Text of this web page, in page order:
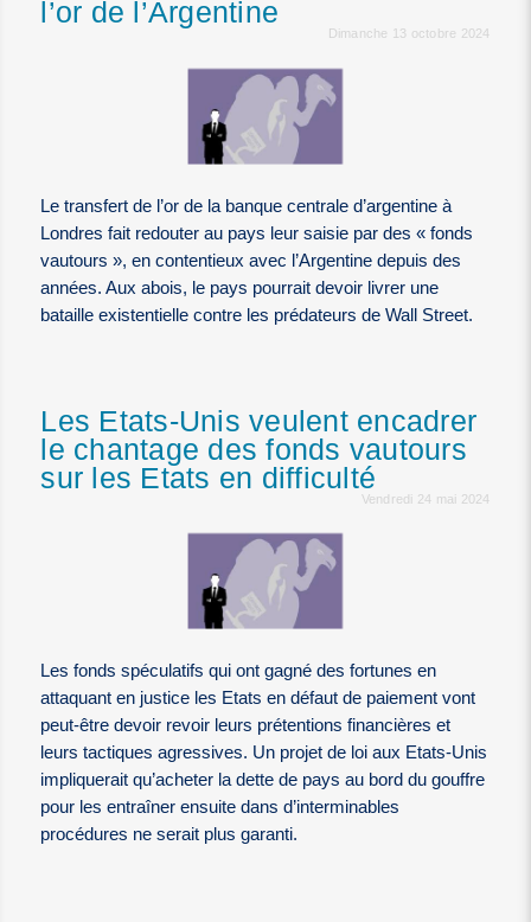
l’or de l’Argentine
Dimanche 13 octobre 2024
Le transfert de l’or de la banque centrale d’argentine à
Londres fait redouter au pays leur saisie par des « fonds
vautours », en contentieux avec l’Argentine depuis des
années. Aux abois, le pays pourrait devoir livrer une
bataille existentielle contre les prédateurs de Wall Street.
Les Etats-Unis veulent encadrer
le chantage des fonds vautours
sur les Etats en difficulté
Vendredi 24 mai 2024
Les fonds spéculatifs qui ont gagné des fortunes en
attaquant en justice les Etats en défaut de paiement vont
peut-être devoir revoir leurs prétentions financières et
leurs tactiques agressives. Un projet de loi aux Etats-Unis
impliquerait qu’acheter la dette de pays au bord du gouffre
pour les entraîner ensuite dans d’interminables
procédures ne serait plus garanti.